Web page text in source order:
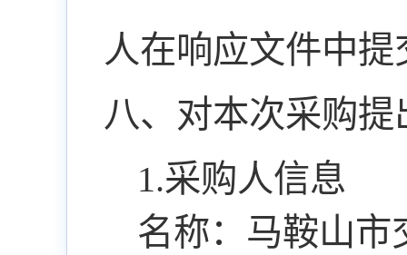
人在响应文件中
八、对本次采购
1.采购人信息
名称：马鞍山市